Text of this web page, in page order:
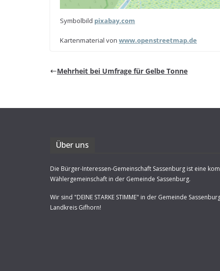
Sym­bol­bild pix​a​bay​.com
Kar­ten­ma­te­rial von www​.open​street​map​.de
Mehr­heit bei Umfrage für Gelbe Tonne
Über uns
Die Bürger-Interessen-Gemeinschaft Sassenburg ist eine
Wählergemeinschaft in der Gemeinde Sassenburg.
Wir sind "DEINE STARKE STIMME" in der Gemeinde
Landkreis Gifhorn!